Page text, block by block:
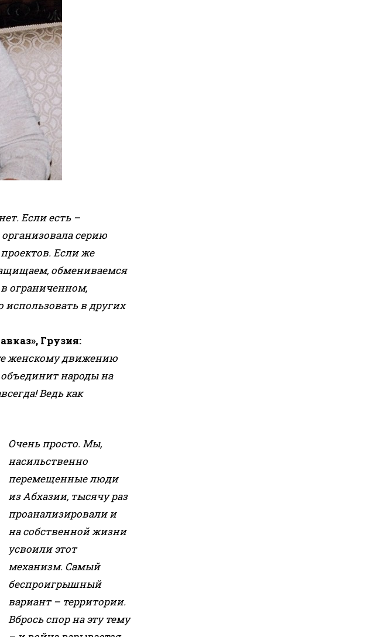
Если есть –
серию
Если же
обмениваемся
ограниченном,
использовать в других
Грузия:
женскому движению
народы на
Ведь как
Очень просто. Мы,
насильственно
перемещенные люди
из Абхазии, тысячу раз
проанализировали и
на собственной жизни
усвоили этот
механизм. Самый
беспроигрышный
вариант – территории.
Вбрось спор на эту тему